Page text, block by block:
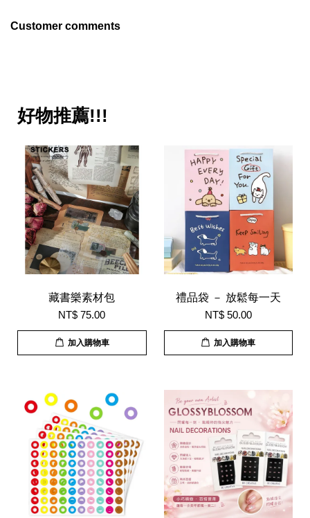
Customer comments
好物推薦!!!
藏書樂素材包
NT$ 75.00
加入購物車
禮品袋 － 放鬆每一天
NT$ 50.00
加入購物車